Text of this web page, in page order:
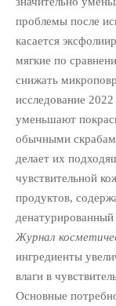
проблемы после
касается
мягкие по
снижать
исследование
уменьшают
обычными
делает их
чувствительной
продуктов,
Журнал
ингредиенты
влаги в
Основные